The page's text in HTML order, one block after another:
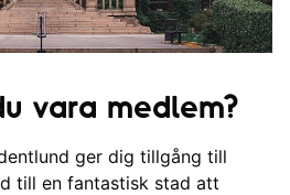
vara medlem?
ger dig tillgång till
till en fantastisk stad att